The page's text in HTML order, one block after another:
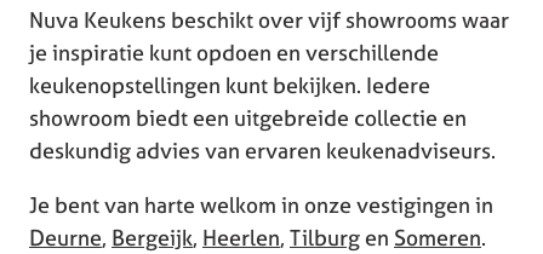
Nuva Keukens beschikt over vijf showrooms waar
je inspiratie kunt opdoen en verschillende
keukenopstellingen kunt bekijken. Iedere
showroom biedt een uitgebreide collectie en
deskundig advies van ervaren keukenadviseurs.
Je bent van harte welkom in onze vestigingen in
Deurne, Bergeijk, Heerlen, Tilburg en Someren.